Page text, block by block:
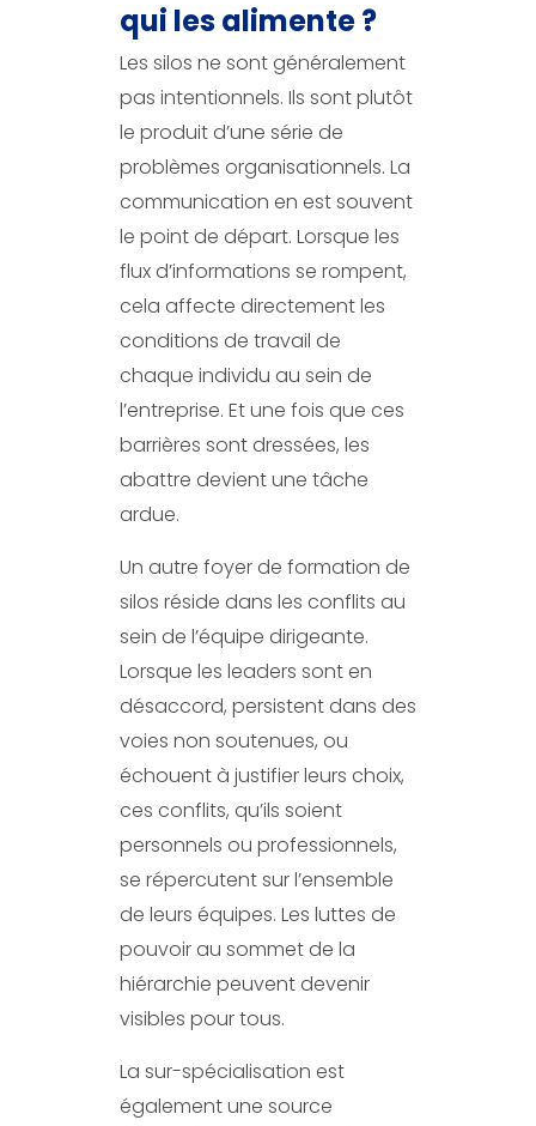
qui les alimente ?
Les silos ne sont généralement
pas intentionnels. Ils sont plutôt
le produit d’une série de
problèmes organisationnels. La
communication en est souvent
le point de départ. Lorsque les
flux d’informations se rompent,
cela affecte directement les
conditions de travail de
chaque individu au sein de
l’entreprise. Et une fois que ces
barrières sont dressées, les
abattre devient une tâche
ardue.
Un autre foyer de formation de
silos réside dans les conflits au
sein de l’équipe dirigeante.
Lorsque les leaders sont en
désaccord, persistent dans des
voies non soutenues, ou
échouent à justifier leurs choix,
ces conflits, qu’ils soient
personnels ou professionnels,
se répercutent sur l’ensemble
de leurs équipes. Les luttes de
pouvoir au sommet de la
hiérarchie peuvent devenir
visibles pour tous.
La sur-spécialisation est
également une source